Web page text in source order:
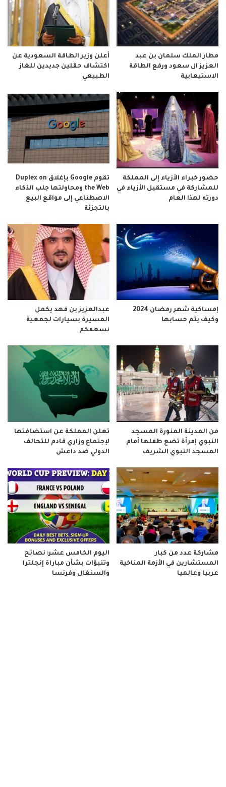
مطار الملك سلمان بن عبد
العزيز ال سعود ورفع الطاقة
الاستيعابية
أعلن وزير الطاقة السعودية عن
اكتشاف حقلين جديدين للغاز
الطبيعي
حضور خبراء الأزياء إلى المملكة
للمشاركة في مستقبل الأزياء في
دورته لهذا العام
تقوم Google بإغلاق Duplex on
the Web ومحاولتها جلب الذكاء
الاصطناعي إلى مواقع البيع
بالتجزئة
إمساكية شهر رمضان 2024
وكيف يتم حسابها
عبدالعزيز بن فهد يكمل
المسيرة بسيارات لجمعية
نسعفكم
من المدينة المنورة المسجد
النبوي إمرأة تضع طفلها أمام
المسجد النبوي الشريف
تعلن المملكة عن استضافتها
لإجتماع وزاري قادم للتحالف
الدولي ضد داعش
مشاركة عدد من كبار
المستشارين في الأزمة المناخية
عربيا وعالميا
اليوم الخامس عشر: نصائح
وتنبؤات بشأن مباراة إنجلترا
والسنغال وفرنسا